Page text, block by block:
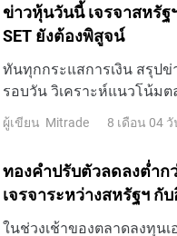
ข่าวหุ้นวันนี้ เจรจาสหรั
SET ยังต้องพิสูจน์
ทันทุกกระแสการเงิน สรุปข่
รอบวัน วิเคราะห์แนวโน้มต
ล่าสุดที่นี่
ผู้เขียน Mitrade 8 เดือน 04
ทองคำปรับตัวลดลงต่ำก
เจรจาระหว่างสหรัฐฯ กั
ในช่วงเช้าของตลาดลงทุนเ